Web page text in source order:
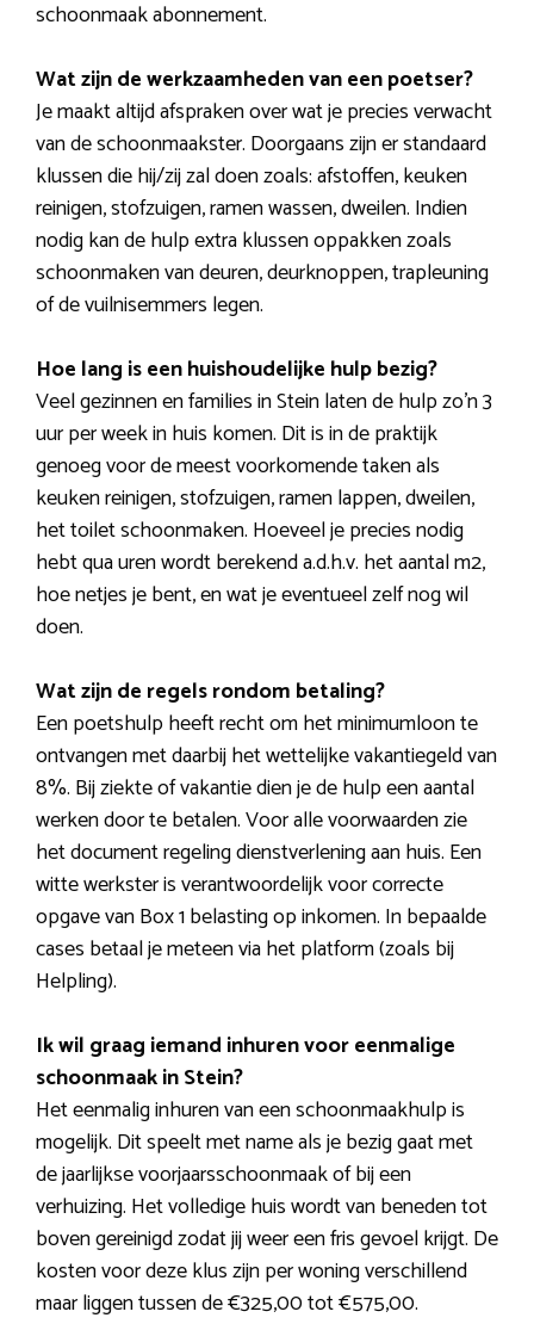
schoonmaak abonnement.
Wat zijn de werkzaamheden van een poetser?
Je maakt altijd afspraken over wat je precies verwacht
van de schoonmaakster. Doorgaans zijn er standaard
klussen die hij/zij zal doen zoals: afstoffen, keuken
reinigen, stofzuigen, ramen wassen, dweilen. Indien
nodig kan de hulp extra klussen oppakken zoals
schoonmaken van deuren, deurknoppen, trapleuning
of de vuilnisemmers legen.
Hoe lang is een huishoudelijke hulp bezig?
Veel gezinnen en families in Stein laten de hulp zo’n 3
uur per week in huis komen. Dit is in de praktijk
genoeg voor de meest voorkomende taken als
keuken reinigen, stofzuigen, ramen lappen, dweilen,
het toilet schoonmaken. Hoeveel je precies nodig
hebt qua uren wordt berekend a.d.h.v. het aantal m2,
hoe netjes je bent, en wat je eventueel zelf nog wil
doen.
Wat zijn de regels rondom betaling?
Een poetshulp heeft recht om het minimumloon te
ontvangen met daarbij het wettelijke vakantiegeld van
8%. Bij ziekte of vakantie dien je de hulp een aantal
werken door te betalen. Voor alle voorwaarden zie
het document regeling dienstverlening aan huis. Een
witte werkster is verantwoordelijk voor correcte
opgave van Box 1 belasting op inkomen. In bepaalde
cases betaal je meteen via het platform (zoals bij
Helpling).
Ik wil graag iemand inhuren voor eenmalige
schoonmaak in Stein?
Het eenmalig inhuren van een schoonmaakhulp is
mogelijk. Dit speelt met name als je bezig gaat met
de jaarlijkse voorjaarsschoonmaak of bij een
verhuizing. Het volledige huis wordt van beneden tot
boven gereinigd zodat jij weer een fris gevoel krijgt. De
kosten voor deze klus zijn per woning verschillend
maar liggen tussen de €325,00 tot €575,00.